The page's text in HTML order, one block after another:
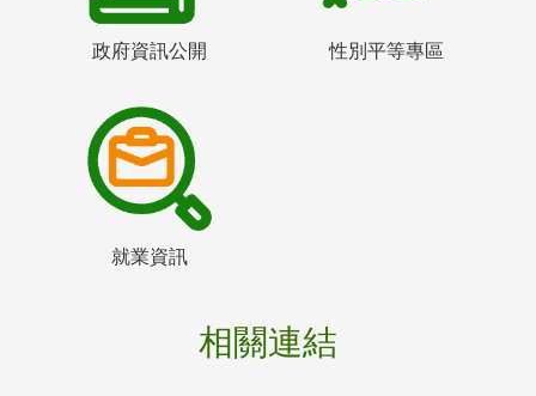
政府資訊公開 性別平等專區
就業資訊
相關連結